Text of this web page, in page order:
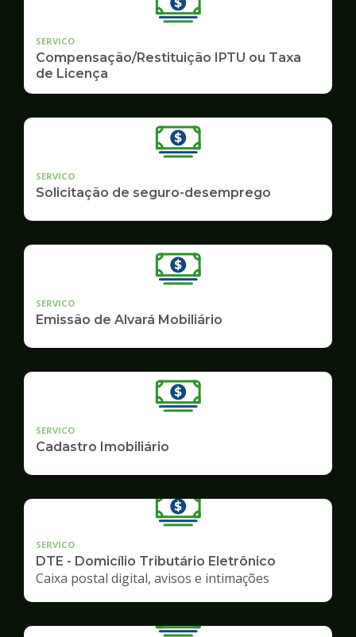
SERVICO
Compensação/Restituição IPTU ou Taxa
de Licença
SERVICO
Solicitação de seguro-desemprego
SERVICO
Emissão de Alvará Mobiliário
SERVICO
Cadastro Imobiliário
SERVICO
DTE - Domicílio Tributário Eletrônico
Caixa postal digital, avisos e intimações